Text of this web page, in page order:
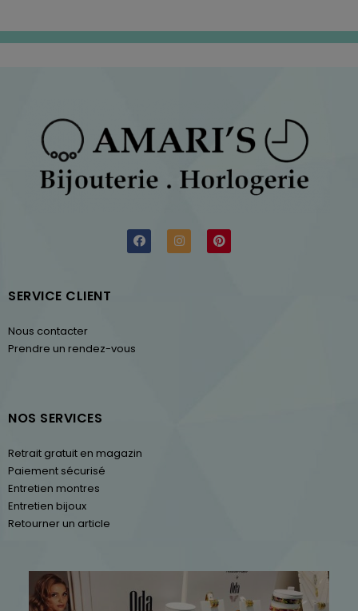
SERVICE CLIENT
Nous contacter
Prendre un rendez-vous
NOS SERVICES
Retrait gratuit en magazin
Paiement sécurisé
Entretien montres
Entretien bijoux
Retourner un article